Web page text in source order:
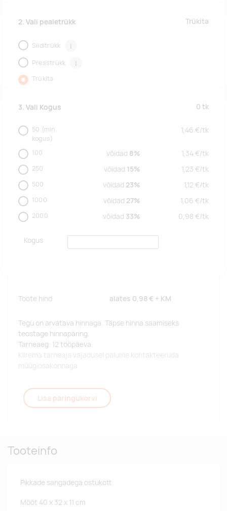
2. Vali pealetrükk Trükita
Siiditrükk i
Presstrükk i
Trükita
3. Vali Kogus 0 tk
50 (min.
kogus)
1,46 €/tk
100 võidad 8% 1,34 €/tk
250 võidad 15% 1,23 €/tk
500 võidad 23% 1,12 €/tk
1000 võidad 27% 1,06 €/tk
2000 võidad 33% 0,98 €/tk
Kogus
Toote hind alates 0,98 € + KM
Tegu on arvatava hinnaga. Täpse hinna saamiseks
teostage hinnapäring.
Tarneaeg: 12 tööpäeva.
Kiirema tarneaja vajadusel palume kontakteeruda
müügiosakonnaga.
Lisa päringukorvi
Tooteinfo
Pikkade sangadega ostukott.
Mõõt 40 x 32 x 11 cm